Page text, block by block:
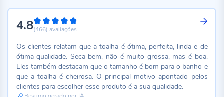
4.896%
(466) avaliações
Os clientes relatam que a toalha é ótima, perfeita, linda e de
ótima qualidade. Seca bem, não é muito grossa, mas é boa.
Eles também destacam que o tamanho é bom para o banho e
que a toalha é cheirosa. O principal motivo apontado pelos
clientes para escolher esse produto é a sua qualidade.
Resumo gerado por IA